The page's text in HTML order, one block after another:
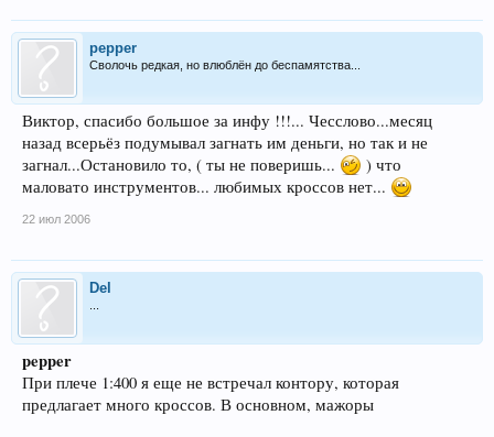
pepper
Сволочь редкая, но влюблён до беспамятства...
Виктор, спасибо большое за инфу !!!... Чесслово...месяц
назад всерьёз подумывал загнать им деньги, но так и не
загнал...Остановило то, ( ты не поверишь...
) что
маловато инструментов... любимых кроссов нет...
22 июл 2006
Del
pepper
При плече 1:400 я еще не встречал контору, которая
предлагает много кроссов. В основном, мажоры